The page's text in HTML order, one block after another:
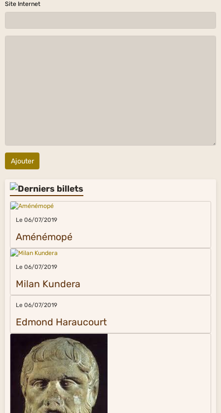
Site Internet
Ajouter
Le 06/07/2019
Aménémopé
Le 06/07/2019
Milan Kundera
Le 06/07/2019
Edmond Haraucourt